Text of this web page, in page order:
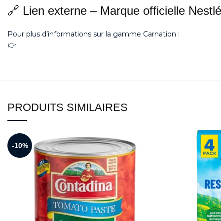
🔗 Lien externe – Marque officielle Nestlé
Pour plus d’informations sur la gamme Carnation :
👉
PRODUITS SIMILAIRES
-10%